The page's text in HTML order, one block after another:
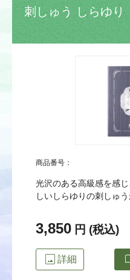
刺しゅう しらゆり
商品番号：
光沢のある高級感を感
しいしらゆりの刺しゅ
3,850 円 (税込)
image 詳細